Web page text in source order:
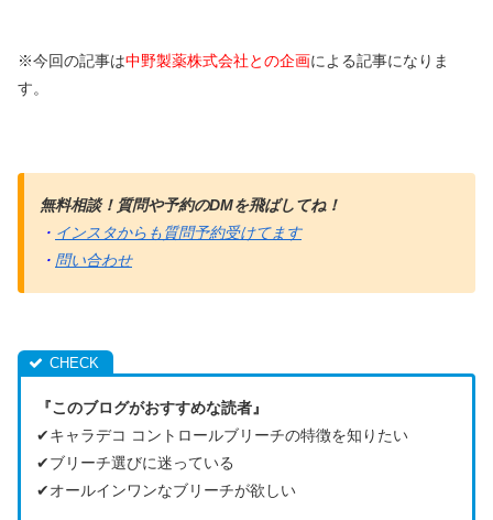
※今回の記事は中野製薬株式会社との企画による記事になりま
す。
無料相談！質問や予約のDMを飛ばしてね！
・ インスタからも質問予約受けてます
・ 問い合わせ
『このブログがおすすめな読者』
✔︎キャラデコ コントロールブリーチの特徴を知りたい
✔︎ブリーチ選びに迷っている
✔︎オールインワンなブリーチが欲しい